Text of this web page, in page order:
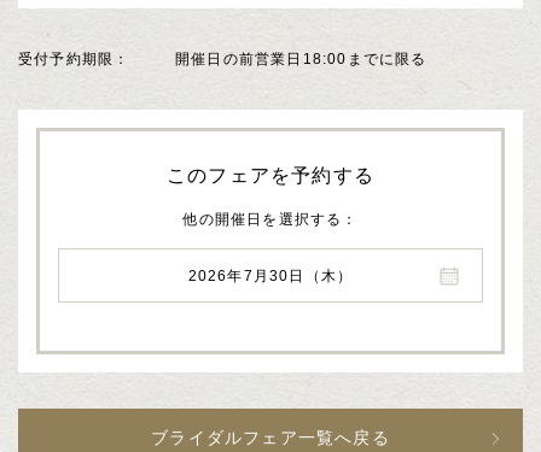
受付予約期限 開催日の前営業日18:00までに限る
このフェアを予約する
他の開催日を選択する
2026年7月30日（木）
ブライダルフェア一覧へ戻る